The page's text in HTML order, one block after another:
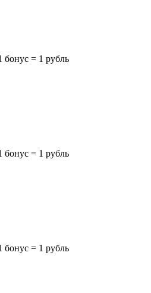
бонус = 1 рубль
бонус = 1 рубль
бонус = 1 рубль